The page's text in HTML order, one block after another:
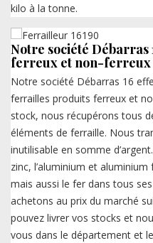
kilo à la tonne.
Notre société Débarras
ferreux et non-ferreux
Notre société Débarras 16
ferrailles produits ferreux et
stock, nous récupérons tous
éléments de ferraille. Nous
inutilisable en somme
zinc, l’aluminium et
mais aussi le fer dans tous
achetons au prix du marché
pouvez livrer vos stocks et
vous dans le département et